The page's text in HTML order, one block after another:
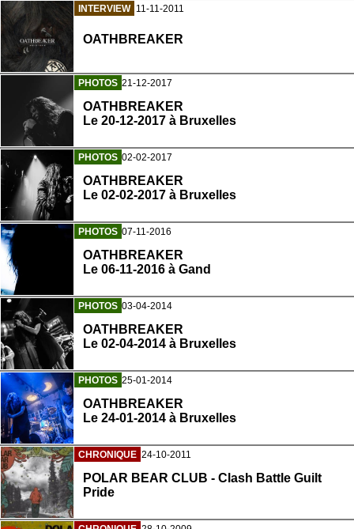
INTERVIEW 11-11-2011
OATHBREAKER
PHOTOS 21-12-2017
OATHBREAKER
Le 20-12-2017 à Bruxelles
PHOTOS 02-02-2017
OATHBREAKER
Le 02-02-2017 à Bruxelles
PHOTOS 07-11-2016
OATHBREAKER
Le 06-11-2016 à Gand
PHOTOS 03-04-2014
OATHBREAKER
Le 02-04-2014 à Bruxelles
PHOTOS 25-01-2014
OATHBREAKER
Le 24-01-2014 à Bruxelles
CHRONIQUE 24-10-2011
POLAR BEAR CLUB - Clash Battle Guilt
Pride